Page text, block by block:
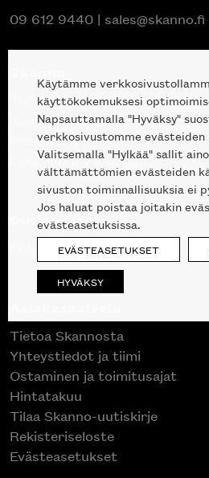
09 612 9440 | sales@skanno.fi
Tuotteet
Suunnittelupalvelu
Projektimyynti
Liike Helsingin keskustassa
Outlet
Poistuvat mallikappaleet
Tietoa Skannosta
Yhteystiedot ja tiimi
Ostaminen ja toimitusajat
Hintatakuu
Tilaa Skanno-uutiskirje
Rekisteriseloste
Evästeasetukset
Käytämme
käyttökokemuksesi
Napsauttamalla "Hyväksy"
verkkosivustomme
Valitsemalla "Hylkää" sallit
välttämättömien evästeiden
sivuston toiminnallisuuksia ei
Jos haluat poistaa joitakin
evästeasetuksissa.
EVÄSTEASETUKSET
HYVÄKSY